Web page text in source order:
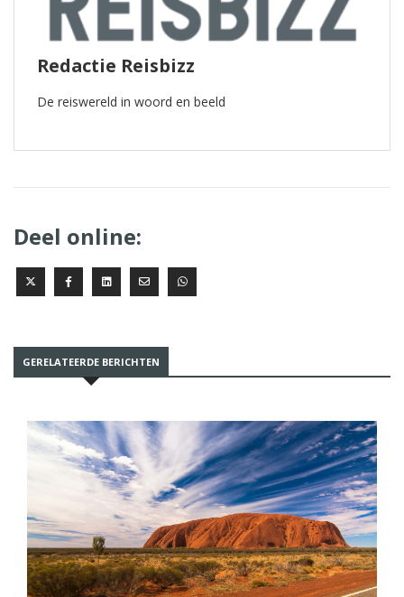
Redactie Reisbizz
De reiswereld in woord en beeld
Deel online:
GERELATEERDE BERICHTEN